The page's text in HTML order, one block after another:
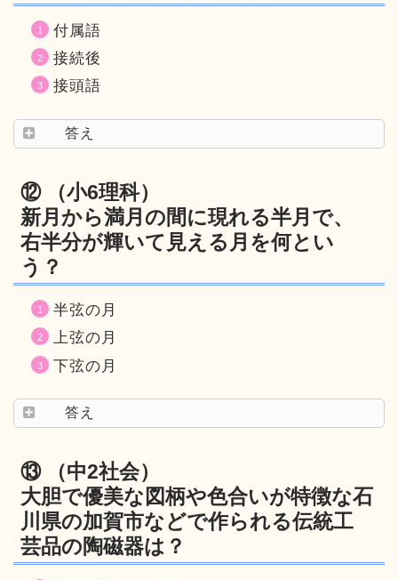
付属語
接続後
接頭語
答え
⑫ （小6理科）
新月から満月の間に現れる半月で、
右半分が輝いて見える月を何とい
う？
半弦の月
上弦の月
下弦の月
答え
⑬ （中2社会）
大胆で優美な図柄や色合いが特徴な石
川県の加賀市などで作られる伝統工
芸品の陶磁器は？